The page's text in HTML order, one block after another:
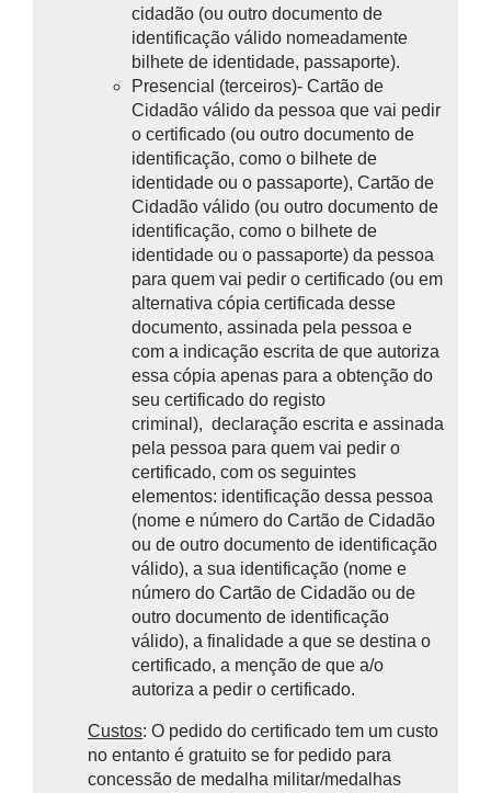
cidadão (ou outro documento de
identificação válido nomeadamente
bilhete de identidade, passaporte).
Presencial (terceiros)- Cartão de
Cidadão válido da pessoa que vai pedir
o certificado (ou outro documento de
identificação, como o bilhete de
identidade ou o passaporte), Cartão de
Cidadão válido (ou outro documento de
identificação, como o bilhete de
identidade ou o passaporte) da pessoa
para quem vai pedir o certificado (ou em
alternativa cópia certificada desse
documento, assinada pela pessoa e
com a indicação escrita de que autoriza
essa cópia apenas para a obtenção do
seu certificado do registo
criminal), declaração escrita e assinada
pela pessoa para quem vai pedir o
certificado, com os seguintes
elementos: identificação dessa pessoa
(nome e número do Cartão de Cidadão
ou de outro documento de identificação
válido), a sua identificação (nome e
número do Cartão de Cidadão ou de
outro documento de identificação
válido), a finalidade a que se destina o
certificado, a menção de que a/o
autoriza a pedir o certificado.
Custos: O pedido do certificado tem um custo
no entanto é gratuito se for pedido para
concessão de medalha militar/medalhas